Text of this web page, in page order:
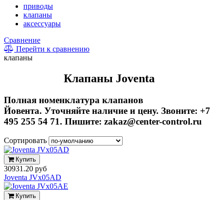
приводы
клапаны
аксессуары
Сравнение
Перейти к сравнению
клапаны
Клапаны Joventa
Полная номенклатура клапанов
Йовента. Уточняйте наличие и цену. Звоните: +7
495 255 54 71. Пишите: zakaz@center-control.ru
Сортировать
Купить
30931.20 руб
Joventa JVx05AD
Купить